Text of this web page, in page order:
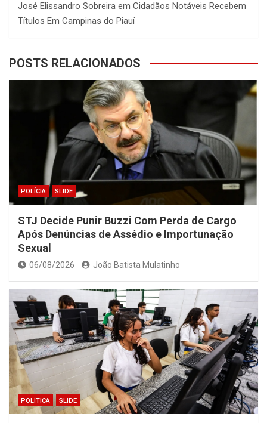
José Elissandro Sobreira em Cidadãos Notáveis Recebem
Títulos Em Campinas do Piauí
POSTS RELACIONADOS
POLÍCIA SLIDE
STJ Decide Punir Buzzi Com Perda de Cargo
Após Denúncias de Assédio e Importunação
Sexual
06/08/2026 João Batista Mulatinho
POLÍTICA SLIDE